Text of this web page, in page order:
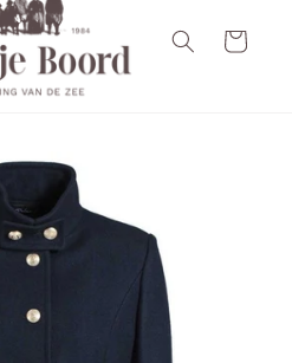
Winkelwagen